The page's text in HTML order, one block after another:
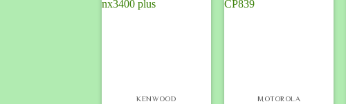
KENWOOD MOTOROLA